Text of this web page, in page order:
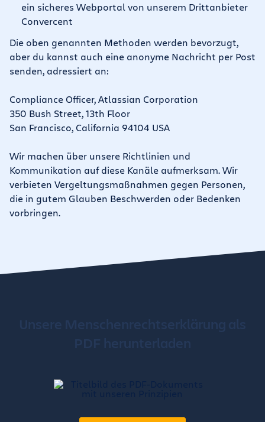
ein sicheres Webportal von unserem Drittanbieter
Convercent
Die oben genannten Methoden werden bevorzugt,
aber du kannst auch eine anonyme Nachricht per Post
senden, adressiert an:
Compliance Officer, Atlassian Corporation
350 Bush Street, 13th Floor
San Francisco, California 94104 USA
Wir machen über unsere Richtlinien und
Kommunikation auf diese Kanäle aufmerksam. Wir
verbieten Vergeltungsmaßnahmen gegen Personen,
die in gutem Glauben Beschwerden oder Bedenken
vorbringen.